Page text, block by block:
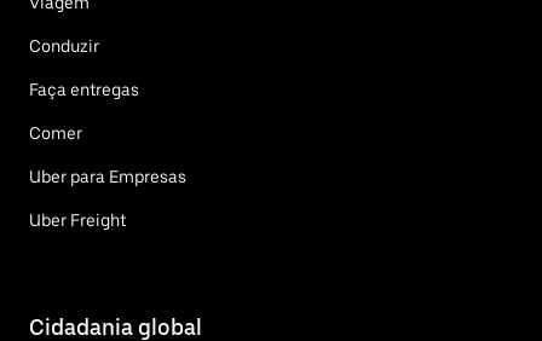
Conduzir
Faça entregas
Comer
Uber para Empresas
Uber Freight
Cidadania global